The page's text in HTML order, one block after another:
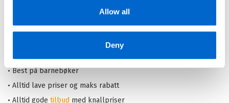
Allow all
Deny
Barnas Egen Bokverden – 100% leselyst!
Din barnebokhandel på nett
• Best på barnebøker
• Alltid lave priser og maks rabatt
• Alltid gode tilbud med knallpriser